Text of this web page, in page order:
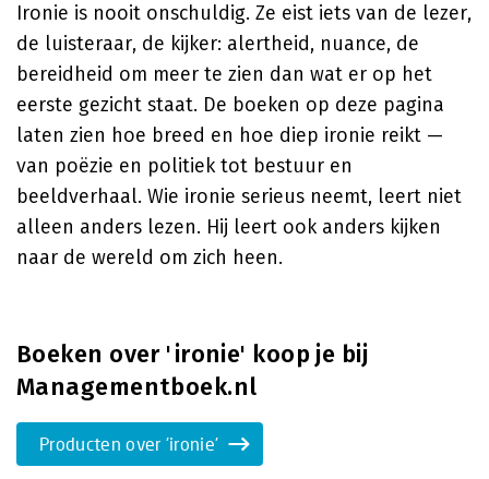
Ironie is nooit onschuldig. Ze eist iets van de lezer,
de luisteraar, de kijker: alertheid, nuance, de
bereidheid om meer te zien dan wat er op het
eerste gezicht staat. De boeken op deze pagina
laten zien hoe breed en hoe diep ironie reikt —
van poëzie en politiek tot bestuur en
beeldverhaal. Wie ironie serieus neemt, leert niet
alleen anders lezen. Hij leert ook anders kijken
naar de wereld om zich heen.
Boeken over 'ironie' koop je bij
Managementboek.nl
Producten over 'ironie'